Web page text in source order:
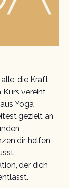
die Kraft
Kurs vereint
Yoga,
gezielt an
dir helfen,
der dich